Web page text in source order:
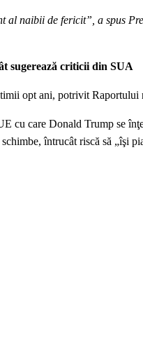
al naibii de fericit”, a spus
sugerează criticii din SUA
opt ani, potrivit
cu care Donald Trump se
întrucât riscă să „îşi